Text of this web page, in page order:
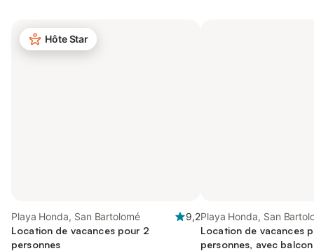
Hôte Star
Playa Honda, San Bartolomé
9,2
Location de vacances pour 2
personnes
Playa Honda, San
Location de vacances
personnes, avec balcon